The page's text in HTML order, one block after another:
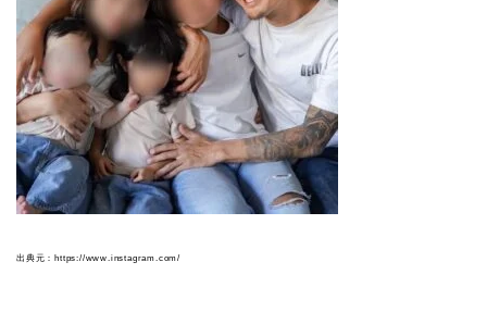
出典元：https://www.instagram.com/